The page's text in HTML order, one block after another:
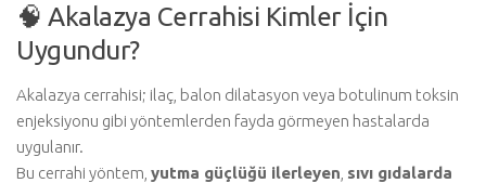
🧠 Akalazya Cerrahisi Kimler İçin
Uygundur?
Akalazya cerrahisi; ilaç, balon dilatasyon veya botulinum toksin
enjeksiyonu gibi yöntemlerden fayda görmeyen hastalarda
uygulanır.
Bu cerrahi yöntem, yutma güçlüğü ilerleyen sıvı gıdalarda